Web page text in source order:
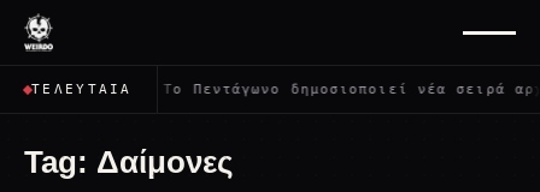
ΤΕΛΕΥΤΑΊΑ
όλους; ✦ Το Πεντάγωνο δημοσιοποιεί νέα σειρά
Tag: Δαίμονες